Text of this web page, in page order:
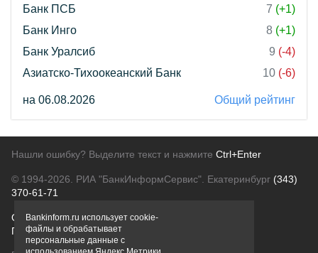
Банк ПСБ
7 (+1)
Банк Инго
8 (+1)
Банк Уралсиб
9 (-4)
Азиатско-Тихоокеанский Банк
10 (-6)
на 06.08.2026 Общий рейтинг
Нашли ошибку? Выделите текст и нажмите Ctrl+Enter
© 1994-2026. РИА "БанкИнформСервис". Екатеринбург (343)
370-61-71
О проектеПолитика конфиденциальности
Правовая информацияДля рекламодателей
Bankinform.ru использует cookie-
файлы и обрабатывает
персональные данные с